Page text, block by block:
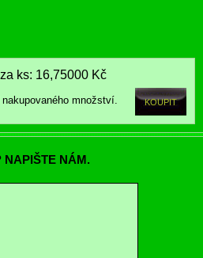
ks: 16,75000 Kč
množství.
NAPIŠTE NÁM.